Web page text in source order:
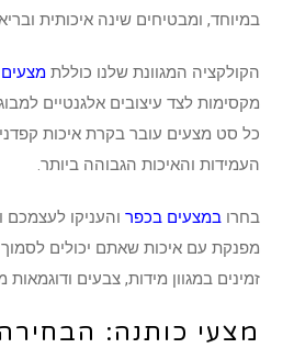
במיוחד, ומבטיחים שינה איכותית
הקולקציה המגוונת שלנו כוללת מצעים
מקסימות לצד עיצובים אלגנטיים
כל סט מצעים עובר בקרת איכות
העמידות והאיכות הגבוהה ביותר.
בחרו במצעים בכפר והעניקו לעצמכם
מפנקת עם איכות שאתם יכולים
זמינים במגוון מידות, צבעים ודוגמאות
מצעי כותנה: